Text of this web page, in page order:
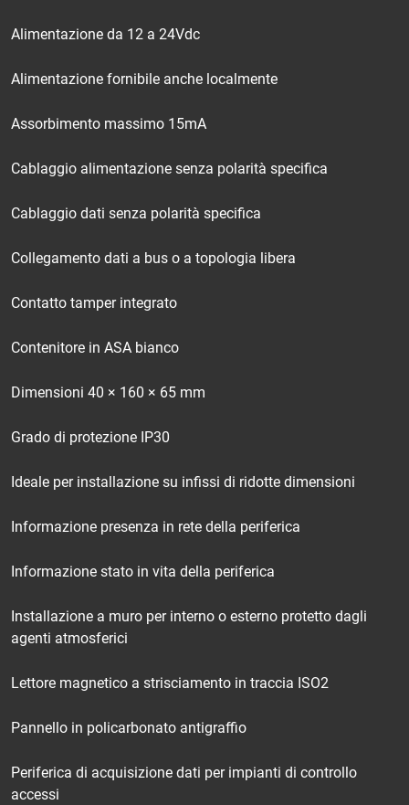
Alimentazione da 12 a 24Vdc
Alimentazione fornibile anche localmente
Assorbimento massimo 15mA
Cablaggio alimentazione senza polarità specifica
Cablaggio dati senza polarità specifica
Collegamento dati a bus o a topologia libera
Contatto tamper integrato
Contenitore in ASA bianco
Dimensioni 40 × 160 × 65 mm
Grado di protezione IP30
Ideale per installazione su infissi di ridotte dimensioni
Informazione presenza in rete della periferica
Informazione stato in vita della periferica
Installazione a muro per interno o esterno protetto dagli
agenti atmosferici
Lettore magnetico a strisciamento in traccia ISO2
Pannello in policarbonato antigraffio
Periferica di acquisizione dati per impianti di controllo
accessi